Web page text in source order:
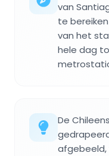
van
te
van het
hele dag
De